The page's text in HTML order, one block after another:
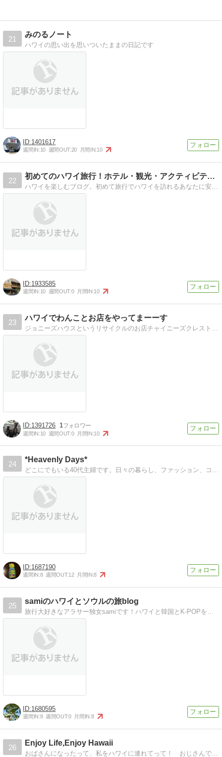
21
みのるノート
ハワイの思い出を思いついたままの日記です
1401617
週間IN:10 週間OUT:20 月間IN:10
22
初めてのハワイ旅行！ホテル・観光・アクティビティ・グルメ
1933585
週間IN:10 週間OUT:0 月間IN:10
23
ハワイでわんことお店をやってまーーす
1391726 1
週間IN:10 週間OUT:0 月間IN:10
24
*Heavenly Days*
1687190
週間IN:8 週間OUT:12 月間IN:8
25
samiのハワイとソウルの旅blog
1680595
週間IN:8 週間OUT:0 月間IN:8
26
Enjoy Life,Enjoy Hawaii
おばさんになったって、私をハワイに連れてって！ おじさんでもおばさんでも、おじいちゃんでもおばあちゃんでも、楽しめるハワイが紹介できたらいいな。